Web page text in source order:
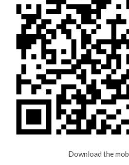
Download the